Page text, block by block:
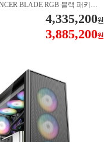
BLADE RGB 블랙 패키지
/ N9 X870E Black - 특가판매
XT OC D6 16GB 대원씨티에스
G2 M.2 NVMe (1TB)
4,335,200원
3,885,200원